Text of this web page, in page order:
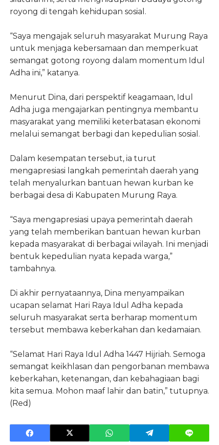
royong di tengah kehidupan sosial.
“Saya mengajak seluruh masyarakat Murung Raya
untuk menjaga kebersamaan dan memperkuat
semangat gotong royong dalam momentum Idul
Adha ini,” katanya.
Menurut Dina, dari perspektif keagamaan, Idul
Adha juga mengajarkan pentingnya membantu
masyarakat yang memiliki keterbatasan ekonomi
melalui semangat berbagi dan kepedulian sosial.
Dalam kesempatan tersebut, ia turut
mengapresiasi langkah pemerintah daerah yang
telah menyalurkan bantuan hewan kurban ke
berbagai desa di Kabupaten Murung Raya.
“Saya mengapresiasi upaya pemerintah daerah
yang telah memberikan bantuan hewan kurban
kepada masyarakat di berbagai wilayah. Ini menjadi
bentuk kepedulian nyata kepada warga,”
tambahnya.
Di akhir pernyataannya, Dina menyampaikan
ucapan selamat Hari Raya Idul Adha kepada
seluruh masyarakat serta berharap momentum
tersebut membawa keberkahan dan kedamaian.
“Selamat Hari Raya Idul Adha 1447 Hijriah. Semoga
semangat keikhlasan dan pengorbanan membawa
keberkahan, ketenangan, dan kebahagiaan bagi
kita semua. Mohon maaf lahir dan batin,” tutupnya.
(Red)